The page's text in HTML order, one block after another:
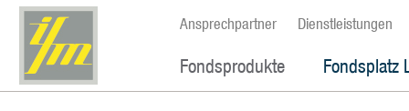
Ansprechpartner Dienstleistungen
Fondsprodukte Fondsplatz